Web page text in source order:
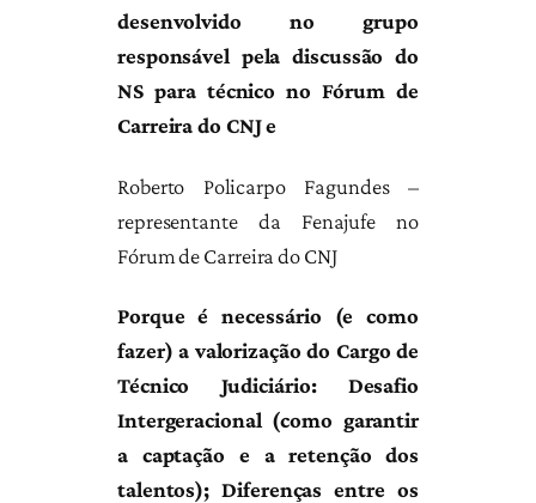
desenvolvido no grupo
responsável pela discussão do
NS para técnico no Fórum de
Carreira do CNJ e
Roberto Policarpo Fagundes –
representante da Fenajufe no
Fórum de Carreira do CNJ
Porque é necessário (e como
fazer) a valorização do Cargo de
Técnico Judiciário: Desafio
Intergeracional (como garantir
a captação e a retenção dos
talentos); Diferenças entre os